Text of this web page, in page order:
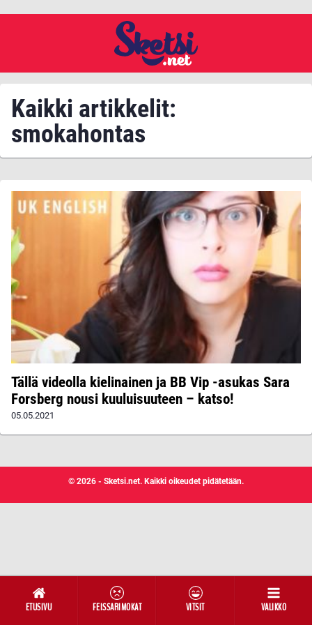
ETUSIVU FEISSARIMOKAT VITSIT VALIKKO
Kaikki artikkelit:
smokahontas
Tällä videolla kielinainen ja BB Vip -asukas Sara
Forsberg nousi kuuluisuuteen – katso!
05.05.2021
© 2026 - Sketsi.net. Kaikki oikeudet pidätetään.